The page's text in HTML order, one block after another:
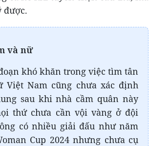
được.
và nữ
khó khăn trong việc tìm tân
Nam cũng chưa xác định
sau khi nhà cầm quân này
thứ chưa cần vội vàng ở đội
có nhiều giải đấu như năm
Cup 2024 nhưng chưa cụ